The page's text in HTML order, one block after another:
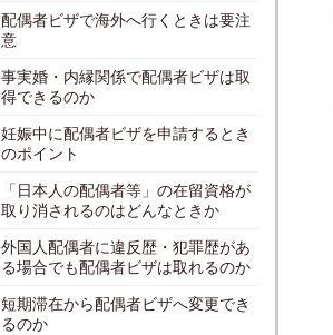
配偶者ビザで海外へ行くときは要注
意
事実婚・内縁関係で配偶者ビザは取
得できるのか
妊娠中に配偶者ビザを申請するとき
のポイント
「日本人の配偶者等」の在留資格が
取り消されるのはどんなときか
外国人配偶者に違反歴・犯罪歴があ
る場合でも配偶者ビザは取れるのか
短期滞在から配偶者ビザへ変更でき
るのか